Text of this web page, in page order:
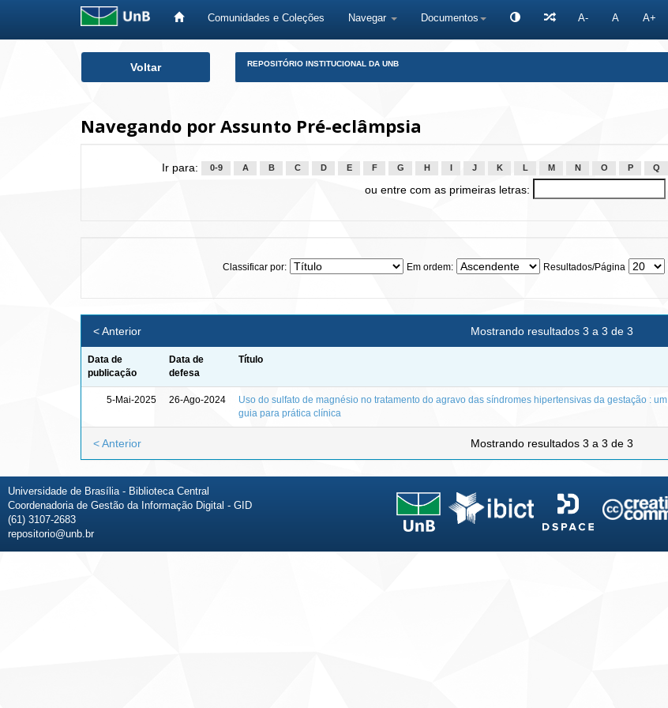
Comunidades e Coleções Navegar Documentos A- A A+
Voltar REPOSITÓRIO INSTITUCIONAL DA UNB
Navegando por Assunto Pré-eclâmpsia
Ir para: 0-9 A B C D E F G H J K L M N O P Q
ou entre com as primeiras letras:
Classificar por: Em ordem: Resultados/Página
Mostrando resultados 3 a 3 de 3
< Anterior
Data de
publicação
Data de
defesa
Título
5-Mai-2025 26-Ago-2024
Uso do sulfato de magnésio no tratamento do agravo das síndromes hipertensivas da gestação : um
guia para prática clínica
Mostrando resultados 3 a 3 de 3
< Anterior
Universidade de Brasília - Biblioteca Central
Coordenadoria de Gestão da Informação Digital - GID
(61) 3107-2683
repositorio@unb.br